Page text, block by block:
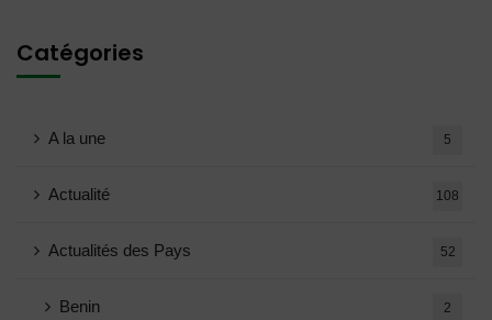
Catégories
A la une 5
Actualité 108
Actualités des Pays 52
Benin 2